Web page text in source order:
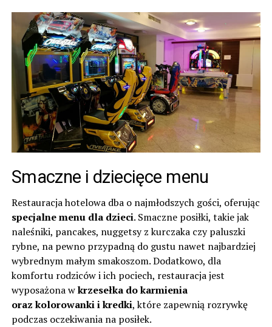
Smaczne i dziecięce menu
Restauracja hotelowa dba o najmłodszych gości, oferując
specjalne menu dla dzieci. Smaczne posiłki, takie jak
naleśniki, pancakes, nuggetsy z kurczaka czy paluszki
rybne, na pewno przypadną do gustu nawet najbardziej
wybrednym małym smakoszom. Dodatkowo, dla
komfortu rodziców i ich pociech, restauracja jest
wyposażona wkrzesełka do karmienia
oraz kolorowanki i kredki, które zapewnią rozrywkę
podczas oczekiwania na posiłek.